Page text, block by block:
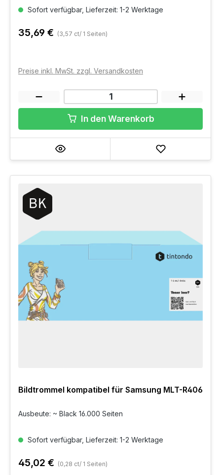
Sofort verfügbar, Lieferzeit: 1-2 Werktage
35,69 € (3,57 ct/ 1 Seiten)
Preise inkl. MwSt. zzgl. Versandkosten
In den Warenkorb
Bildtrommel kompatibel für Samsung MLT-R406
Ausbeute: ~ Black 16.000 Seiten
Sofort verfügbar, Lieferzeit: 1-2 Werktage
45,02 € (0,28 ct/ 1 Seiten)